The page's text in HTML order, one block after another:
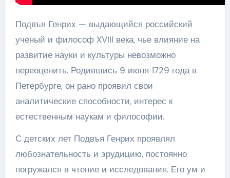
Подвъя Генрих — выдающийся российский
ученый и философ XVIII века, чье влияние на
развитие науки и культуры невозможно
переоценить. Родившись 9 июня 1729 года в
Петербурге, он рано проявил свои
аналитические способности, интерес к
естественным наукам и философии.
С детских лет Подвъя Генрих проявлял
любознательность и эрудицию, постоянно
погружался в чтение и исследования. Его ум и